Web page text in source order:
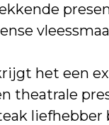
het een
theatrale